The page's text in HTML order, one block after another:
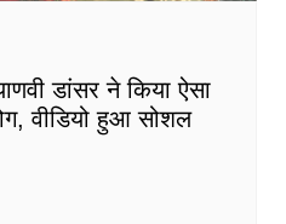
डांसर ने किया ऐसा
वीडियो हुआ सोशल